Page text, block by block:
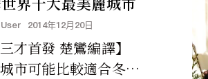
2014年12月20日
三才首發 楚鸞編譯】
市可能比較適合冬